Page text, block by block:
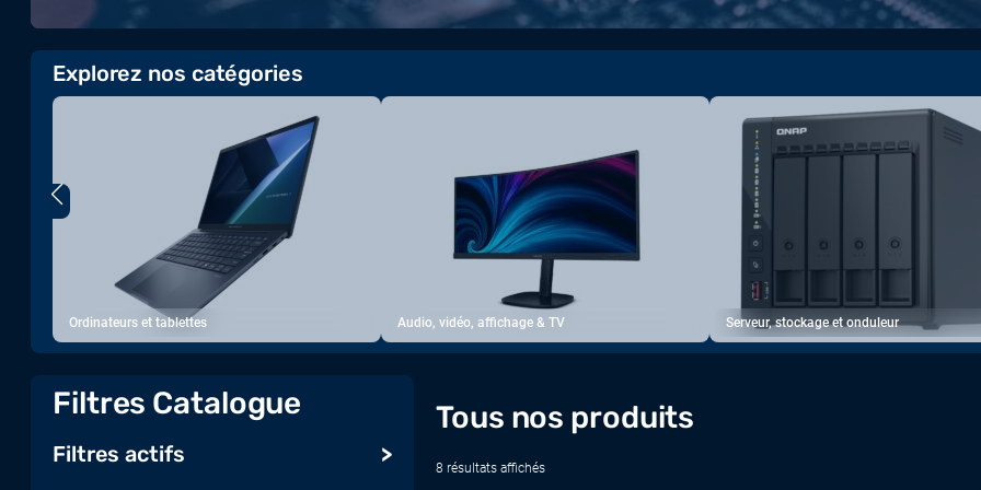
Explorez nos catégories
Ordinateurs et tablettes Audio, vidéo, affichage & TV Serveur, stockage et onduleur
Filtres Catalogue
Filtres actifs
Tous nos produits
8 résultats affichés